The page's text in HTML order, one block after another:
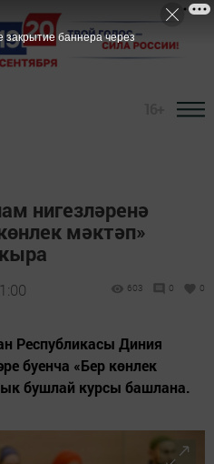
нигезләренә
мәктәп»
603 0 0
Республикасы Диния
буенча «Бер көнлек
бушлай курсы башлана.
закрытие баннера через